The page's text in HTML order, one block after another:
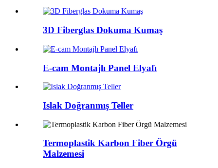
3D Fiberglas Dokuma Kumaş
E-cam Montajlı Panel Elyafı
Islak Doğranmış Teller
Termoplastik Karbon Fiber Örgü
Malzemesi